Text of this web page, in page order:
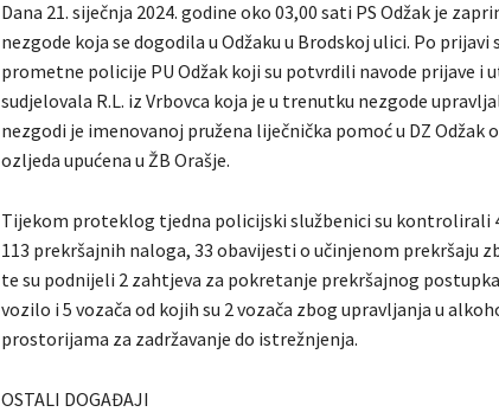
Dana 21. siječnja 2024. godine oko 03,00 sati PS Odžak je
nezgode koja se dogodila u Odžaku u Brodskoj ulici. Po
prometne policije PU Odžak koji su potvrdili navode prijave i
sudjelovala R.L. iz Vrbovca koja je u trenutku nezgode
nezgodi je imenovanoj pružena liječnička pomoć u DZ Odžak
ozljeda upućena u ŽB Orašje.
Tijekom proteklog tjedna policijski službenici su kontrolirali
113 prekršajnih naloga, 33 obavijesti o učinjenom prekršaju
te su podnijeli 2 zahtjeva za pokretanje prekršajnog
vozilo i 5 vozača od kojih su 2 vozača zbog upravljanja u
prostorijama za zadržavanje do istrežnjenja.
OSTALI DOGAĐAJI